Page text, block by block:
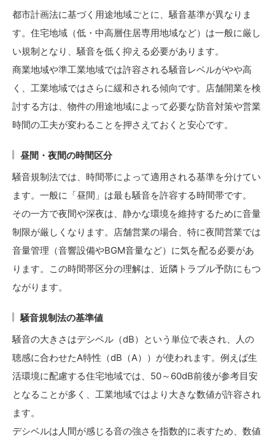
都市計画法に基づく用途地域ごとに、騒音基準が異なりま
す。住宅地域（低・中高層住居専用地域など）は一般に厳し
い規制となり、騒音を低く抑える必要があります。
商業地域や準工業地域では許容される騒音レベルがやや高
く、工業地域ではさらに緩和される傾向です。店舗開業を検
討する方は、物件の用途地域によって必要な防音対策や営業
時間の工夫が変わることを押さえておくと安心です。
昼間・夜間の時間区分
騒音規制法では、時間帯によって適用される基準を分けてい
ます。一般に「昼間」は最も騒音を許容する時間帯です。
その一方で夜間や深夜は、静かな環境を維持するために音量
制限が厳しくなります。店舗営業の場合、特に夜間営業では
音量管理（音響設備やBGM音量など）に気を配る必要があ
ります。この時間帯区分の理解は、近隣トラブル予防にもつ
ながります。
騒音規制法の基準値
騒音の大きさはデシベル（dB）という単位で表され、人の
聴感に合わせたA特性（dB（A））が使われます。例えば生
活環境に配慮する住宅地域では、50～60dB前後が参考目安
となることが多く、工業地域ではより大きな数値が許容され
ます。
デシベルは人間が感じる音の強さを指数的に表すため、数値